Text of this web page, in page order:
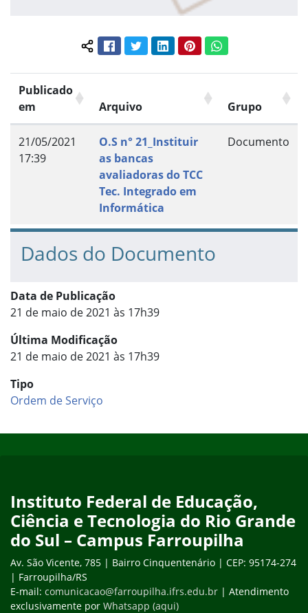
Compartilhar conteúdo:
FacebookTwitterLinkedInPinterestWhatsApp
Publicado
em
Arquivo Grupo
21/05/2021
17:39
O.S n° 21_Instituir
as bancas
avaliadoras do TCC
Tec. Integrado em
Informática
Documento
Dados do Documento
Data de Publicação
21 de maio de 2021 às 17h39
Última Modificação
21 de maio de 2021 às 17h39
Tipo
Ordem de Serviço
Instituto Federal de Educação,
Ciência e Tecnologia do Rio Grande
do Sul – Campus Farroupilha
Av. São Vicente, 785 | Bairro Cinquentenário | CEP: 95174-274
| Farroupilha/RS
E-mail: comunicacao@farroupilha.ifrs.edu.br | Atendimento
exclusivamente por Whatsapp (aqui)